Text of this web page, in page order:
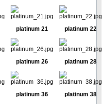
platinum 21 platinum 22
platinum 26 platinum 28
platinum 36 platinum 38